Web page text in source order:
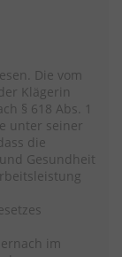
Die vom
Klägerin
§ 618 Abs. 1
unter seiner
die
Gesundheit
im